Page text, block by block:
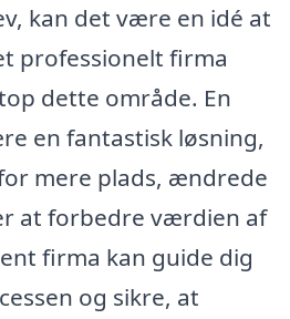
kan det være en idé at
professionelt firma
dette område. En
en fantastisk løsning,
mere plads, ændrede
at forbedre værdien af
firma kan guide dig
og sikre, at